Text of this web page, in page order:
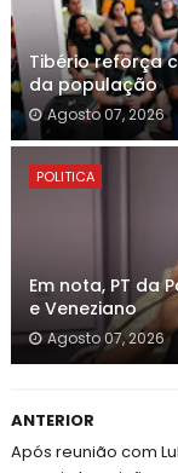
Tibério reforça
da população
Agosto 07, 2026
POLITICA
Em nota, PT da
e Veneziano
Agosto 07, 2026
ANTERIOR
Após reunião com